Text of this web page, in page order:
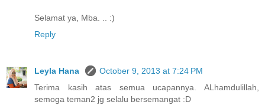
Selamat ya, Mba. .. :)
Reply
Leyla Hana
October 9, 2013 at 7:24 PM
Terima kasih atas semua ucapannya. ALhamdulillah,
semoga teman2 jg selalu bersemangat :D